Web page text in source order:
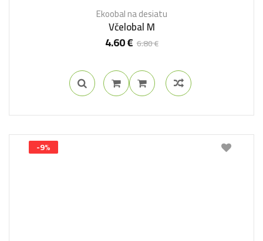
Ekoobal na desiatu
Včelobal M
6.80€
4.60€
-9%